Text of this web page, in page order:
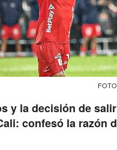
y la decisión de
confesó la razón